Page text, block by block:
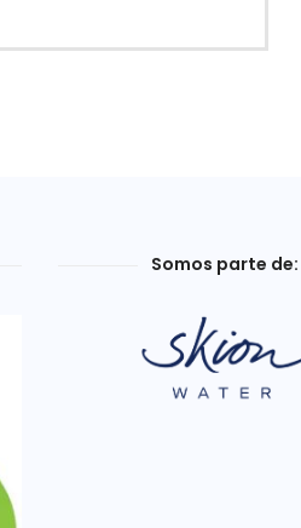
Somos parte de: